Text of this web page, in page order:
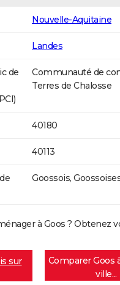
Nouvelle-Aquitaine
Landes
de
Communauté de
Terres de Chalosse
40180
40113
Goossois,
à Goos ? Obtenez
sur
Comparer Goos
ville...